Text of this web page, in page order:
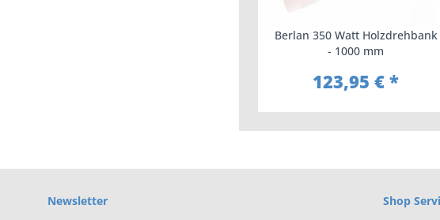
Berlan 350 Watt Holzdrehbank
- 1000 mm
123,95 € *
Newsletter Shop